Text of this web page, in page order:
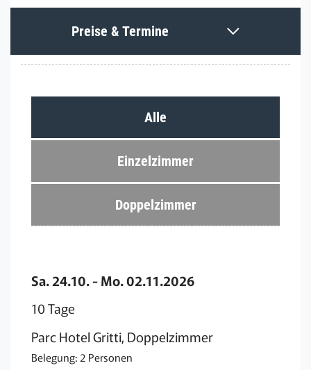
Preise & Termine
Alle
Einzelzimmer
Doppelzimmer
Sa. 24.10. - Mo. 02.11.2026
10 Tage
Parc Hotel Gritti, Doppelzimmer
Belegung: 2 Personen